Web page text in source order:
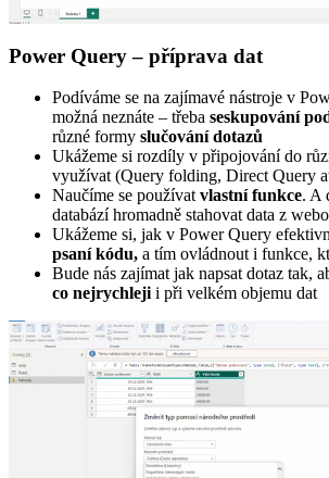
Power Query – příprava dat
Podíváme se na zajímavé nástroje v
možná neznáte – třeba seskupování
různé formy slučování dotazů
Ukážeme si rozdíly v připojování do
využívat (Query folding, Direct Query
Naučíme se používatvlastní funkce. A
databází hromadně stahovat data z
Ukážeme si, jak v Power Query
psaní kódu, a tím ovládnout i funkce,
Bude nás zajímat jak napsat dotaz tak,
co nejrychlejii při velkém objemu dat